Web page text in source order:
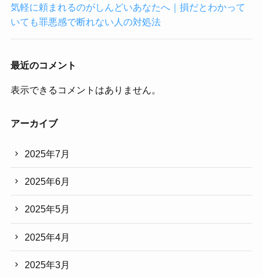
気軽に頼まれるのがしんどいあなたへ｜損だとわかって
いても罪悪感で断れない人の対処法
最近のコメント
表示できるコメントはありません。
アーカイブ
2025年7月
2025年6月
2025年5月
2025年4月
2025年3月